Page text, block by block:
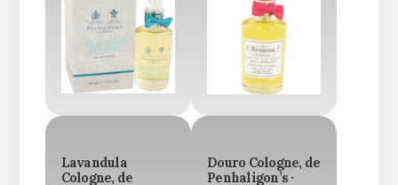
Lavandula
Cologne, de
Douro Cologne, de
Penhaligon’s ·